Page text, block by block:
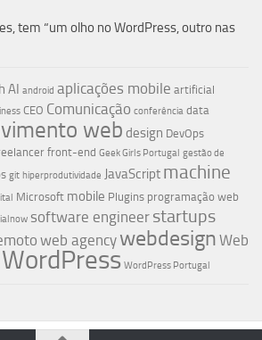
tem “um olho no WordPress, outro nas
AI android aplicações mobile artificial
CEO Comunicação conferência data
web design DevOps
front-end Geek Girls Portugal gestão de
git hiperprodutividade JavaScript machine
Microsoft mobile Plugins programação web
software engineer startups
web agency webdesign Web
WordPress WordPress Portugal